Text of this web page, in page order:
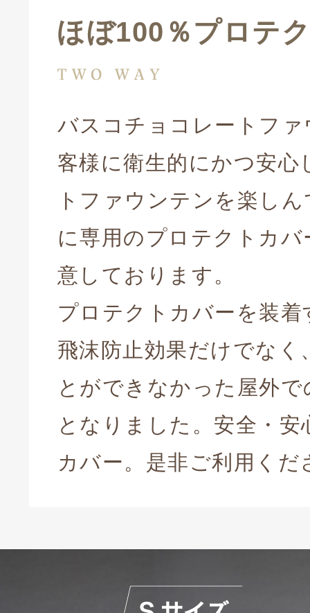
ほぼ100％プロテ
バスコチョコレートフ
客様に衛生的にかつ安心
トファウンテンを楽し
に専用のプロテクトカ
意しております。
プロテクトカバーを装
飛沫防止効果だけでなく
とができなかった屋外
となりました。安全・
カバー。是非ご利用くだ